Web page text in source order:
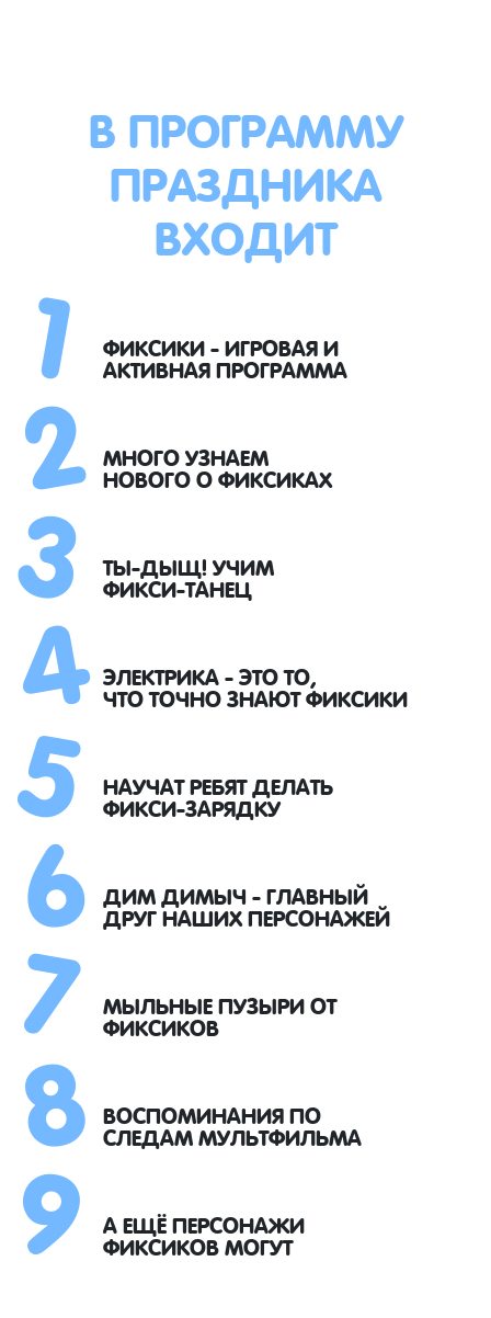
В ПРОГРАММУ
ПРАЗДНИКА
ВХОДИТ
ФИКСИКИ - ИГРОВАЯ И
АКТИВНАЯ ПРОГРАММА
МНОГО УЗНАЕМ
НОВОГО О ФИКСИКАХ
ТЫ-ДЫЩ! УЧИМ
ФИКСИ-ТАНЕЦ
ЭЛЕКТРИКА - ЭТО ТО,
ЧТО ТОЧНО ЗНАЮТ ФИКСИКИ
НАУЧАТ РЕБЯТ ДЕЛАТЬ
ФИКСИ-ЗАРЯДКУ
ДИМ ДИМЫЧ - ГЛАВНЫЙ
ДРУГ НАШИХ ПЕРСОНАЖЕЙ
МЫЛЬНЫЕ ПУЗЫРИ ОТ
ФИКСИКОВ
ВОСПОМИНАНИЯ ПО
СЛЕДАМ МУЛЬТФИЛЬМА
А ЕЩЁ ПЕРСОНАЖИ
ФИКСИКОВ МОГУТ